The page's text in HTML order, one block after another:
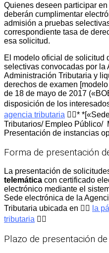
Quienes deseen participar
deberán cumplimentar
admisión a pruebas
correspondiente tasa de
esa solicitud.
El modelo oficial de solicitud
selectivas convocadas por la
Administración Tributaria y
derechos de examen
de 18 de mayo de 2017
disposición de los interesados
agencia tributaria 👈🏻*
Tributarios/ Empleo Público/
Presentación de instancias
Forma de presentación
La presentación de
telemática con certificado
electrónico mediante el
Sede electrónica de la
Tributaria ubicada en 👉🏻 la
tributaria 👈🏻
Plazo de presentación